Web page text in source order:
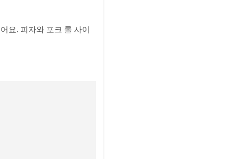
요. 피자와 포크 롤 사이